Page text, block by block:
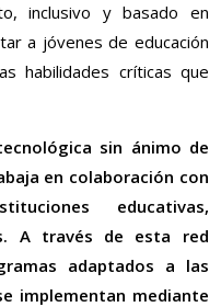
inclusivo y basado en
a jóvenes de educación
habilidades críticas que
sin ánimo de
en colaboración con
educativas,
A través de esta red
adaptados a las
implementan mediante